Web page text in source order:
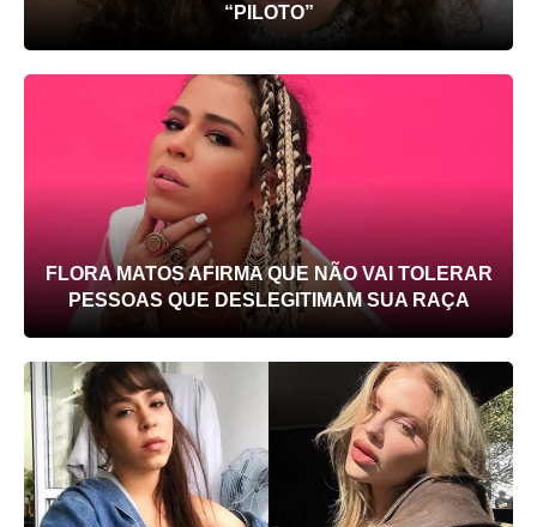
“PILOTO”
FLORA MATOS AFIRMA QUE NÃO VAI TOLERAR
PESSOAS QUE DESLEGITIMAM SUA RAÇA